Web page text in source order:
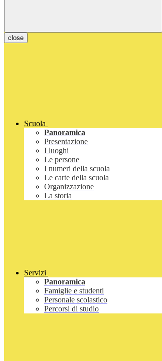
close
Scuola
Panoramica
Presentazione
I luoghi
Le persone
I numeri della scuola
Le carte della scuola
Organizzazione
La storia
Servizi
Panoramica
Famiglie e studenti
Personale scolastico
Percorsi di studio